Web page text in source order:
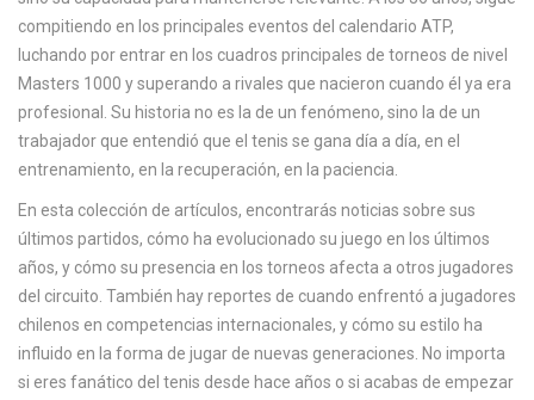
compitiendo en los principales eventos del calendario ATP,
luchando por entrar en los cuadros principales de torneos de nivel
Masters 1000 y superando a rivales que nacieron cuando él ya era
profesional. Su historia no es la de un fenómeno, sino la de un
trabajador que entendió que el tenis se gana día a día, en el
entrenamiento, en la recuperación, en la paciencia.
En esta colección de artículos, encontrarás noticias sobre sus
últimos partidos, cómo ha evolucionado su juego en los últimos
años, y cómo su presencia en los torneos afecta a otros jugadores
del circuito. También hay reportes de cuando enfrentó a jugadores
chilenos en competencias internacionales, y cómo su estilo ha
influido en la forma de jugar de nuevas generaciones. No importa
si eres fanático del tenis desde hace años o si acabas de empezar